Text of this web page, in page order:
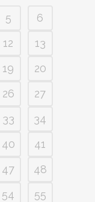
5
6
12
13
19
20
26
27
33
34
40
41
47
48
54
55